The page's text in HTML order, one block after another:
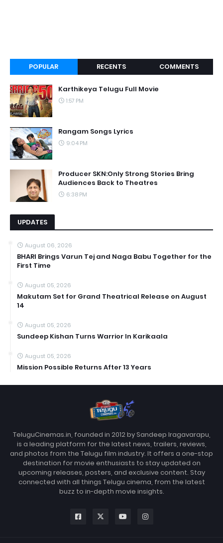
POPULAR RECENTS COMMENTS
Karthikeya Telugu Full Movie
1:57 PM
Rangam Songs Lyrics
9:04 PM
Producer SKN:Only Strong Stories Bring
Audiences Back to Theatres
6:38 PM
UPDATES
August 06, 2026
BHARI Brings Varun Tej and Naga Babu Together for the
First Time
August 05, 2026
Makutam Set for Grand Theatrical Release on August
14
August 05, 2026
Sundeep Kishan Turns Warrior In Karikaala
August 05, 2026
Mission Possible Returns After 13 Years
TeluguCinemas.in, founded in 2012 by Sandeep Iragavarapu,
is a leading platform for the latest news, trailers, reviews,
and photos from the Telugu film industry. It offers a one-stop
destination for movie enthusiasts to stay updated on
upcoming releases, posters, and exclusive content. Stay
connected with all things Telugu cinema, from the latest
buzz to in-depth movie insights.